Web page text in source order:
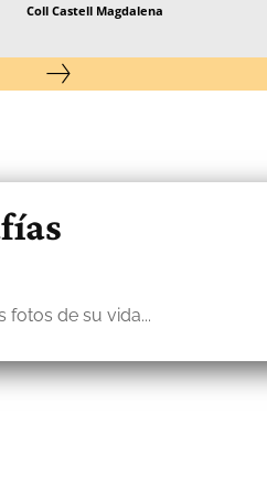
Coll Castell Magdalena
fotos de su vida...